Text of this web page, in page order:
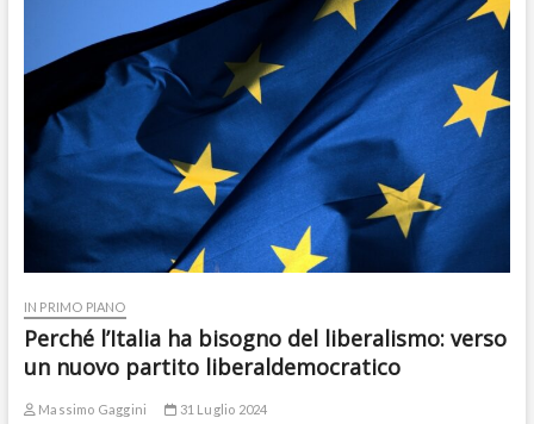
IN PRIMO PIANO
Perché l’Italia ha bisogno del liberalismo: verso
un nuovo partito liberaldemocratico
Massimo Gaggini 31 Luglio 2024